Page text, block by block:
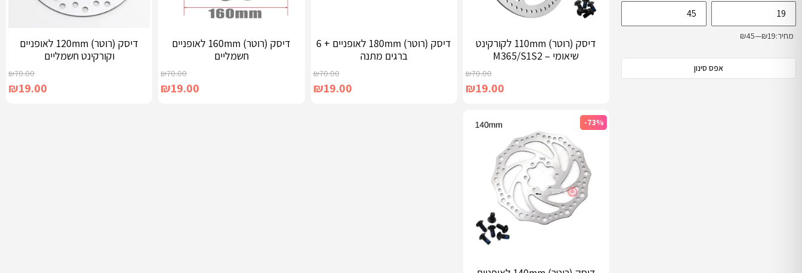
מחיר:₪19
—
₪45
אפס סינון
דיסק (רוטר) 110mm לקורקינט
שיאומי – M365/S1S2
₪70.00
₪19.00
בחר אפשרויות
דיסק (רוטר) 180mm לאופניים + 6
ברגים מתנה
₪70.00
₪19.00
דיסק (רוטר) 160mm לאופניים
חשמליים
₪70.00
₪19.00
דיסק (רוטר) 120mm לאופניים
וקורקינט חשמליים
₪70.00
₪19.00
-73%